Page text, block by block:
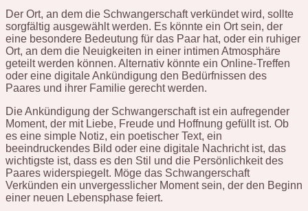
Der Ort, an dem die Schwangerschaft verkündet wird, sollte
sorgfältig ausgewählt werden. Es könnte ein Ort sein, der
eine besondere Bedeutung für das Paar hat, oder ein ruhiger
Ort, an dem die Neuigkeiten in einer intimen Atmosphäre
geteilt werden können. Alternativ könnte ein Online-Treffen
oder eine digitale Ankündigung den Bedürfnissen des
Paares und ihrer Familie gerecht werden.
Die Ankündigung der Schwangerschaft ist ein aufregender
Moment, der mit Liebe, Freude und Hoffnung gefüllt ist. Ob
es eine simple Notiz, ein poetischer Text, ein
beeindruckendes Bild oder eine digitale Nachricht ist, das
wichtigste ist, dass es den Stil und die Persönlichkeit des
Paares widerspiegelt. Möge das Schwangerschaft
Verkünden ein unvergesslicher Moment sein, der den Beginn
einer neuen Lebensphase feiert.